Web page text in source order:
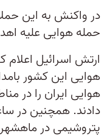
در واکنش به این
حمله هوایی علیه
ارتش اسرائیل اعلام
هوایی ایران را در
دادند. همچنین در
پتروشیمی در